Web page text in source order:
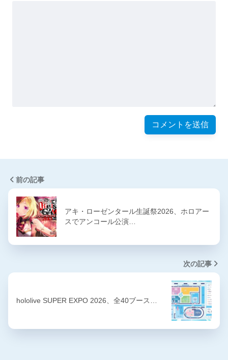
前の記事
アキ・ローゼンタール生誕祭2026、ホロアー
スでアンコール公演…
次の記事
hololive SUPER EXPO 2026、全40ブース…